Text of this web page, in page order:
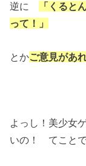
逆に
「くると
って！」
とかご意見があ
よっし！美少女
いの！ てこと